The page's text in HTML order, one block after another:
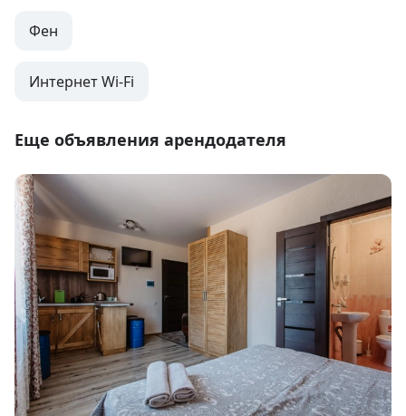
Фен
Интернет Wi-Fi
Еще объявления арендодателя